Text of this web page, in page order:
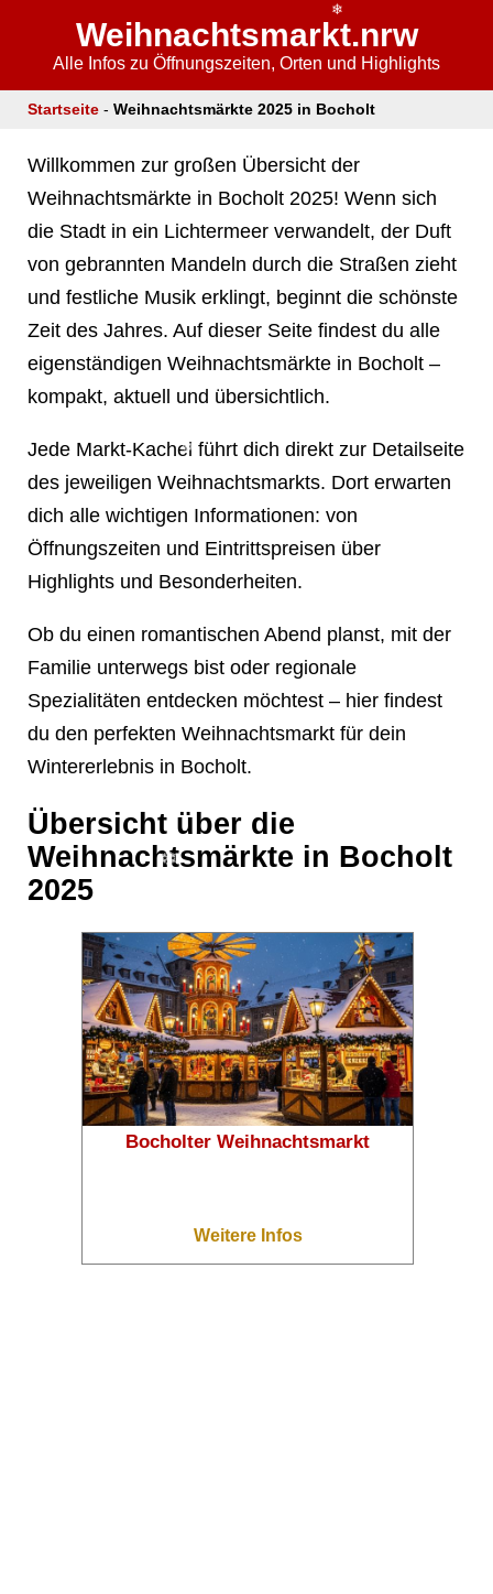
Weihnachtsmarkt.nrw
Alle Infos zu Öffnungszeiten, Orten und Highlights
Startseite - Weihnachtsmärkte 2025 in Bocholt
Willkommen zur großen Übersicht der
Weihnachtsmärkte in Bocholt 2025! Wenn sich
die Stadt in ein Lichtermeer verwandelt, der Duft
von gebrannten Mandeln durch die Straßen zieht
und festliche Musik erklingt, beginnt die schönste
Zeit des Jahres. Auf dieser Seite findest du alle
eigenständigen Weihnachtsmärkte in Bocholt –
kompakt, aktuell und übersichtlich.
Jede Markt-Kachel führt dich direkt zur Detailseite
des jeweiligen Weihnachtsmarkts. Dort erwarten
dich alle wichtigen Informationen: von
Öffnungszeiten und Eintrittspreisen über
Highlights und Besonderheiten.
Ob du einen romantischen Abend planst, mit der
Familie unterwegs bist oder regionale
Spezialitäten entdecken möchtest – hier findest
du den perfekten Weihnachtsmarkt für dein
Wintererlebnis in Bocholt.
Übersicht über die
Weihnachtsmärkte in Bocholt
2025
Bocholter Weihnachtsmarkt
Weitere Infos
❄
❄
❄
❄
❄
❄